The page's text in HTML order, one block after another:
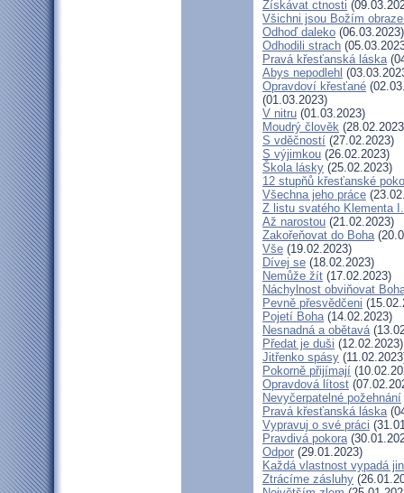
Získávat ctnosti
Všichni jsou Božím
Odhoď daleko (06.03.2023)
Odhodili strach
Pravá křesťanská láska
Abys nepodlehl
Opravdoví křesťané
(01.03.2023)
V nitru (01.03.2023)
Moudrý člověk
S vděčností (27.02.2023)
S výjimkou (26.02.2023)
Škola lásky (25.02.2023)
12 stupňů křesťanské
Všechna jeho práce
Z listu svatého Klementa I.
Až narostou (21.02.2023)
Zakořeňovat do Boha
Vše (19.02.2023)
Dívej se (18.02.2023)
Nemůže žít (17.02.2023)
Náchylnost obviňovat
Pevně přesvědčeni
Pojetí Boha(14.02.2023)
Nesnadná a obětavá
Předat je duši (12.02.2023)
Jitřenko spásy
Pokorně přijímají
Opravdová lítost
Nevyčerpatelné požehnání
Pravá křesťanská láska
Vypravuj o své práci
Pravdivá pokora
Odpor (29.01.2023)
Každá vlastnost vypadá
Ztrácíme zásluhy